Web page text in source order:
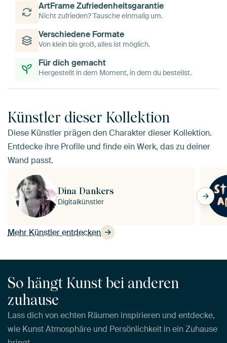
ArtFrame Zufriedenheitsgarantie
Nicht zufrieden? Tausche einmalig um.
Verschiedene Formate
Von klein bis groß, alles ist möglich.
Für dich gemacht
Hergestellt in dem Moment, in dem du bestellst.
Künstler dieser Kollektion
Diese Künstler prägen den Charakter dieser Kollektion.
Entdecke ihre Profile und finde ein Werk, das zu deiner
Wand passt.
Mehr Künstler entdecken
Dina Dankers
Digitalkünstler
So hängt Kunst bei anderen
zuhause
Lass dich von echten Räumen inspirieren und entdecke,
wie Kunst Atmosphäre und Persönlichkeit in ein Zuhause